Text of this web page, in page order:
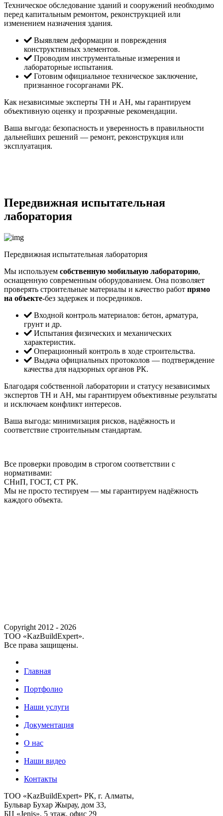
Техническое обследование зданий и сооружений необходимо
перед капитальным ремонтом, реконструкцией или
изменением назначения здания.
Выявляем деформации и повреждения
конструктивных элементов.
Проводим инструментальные измерения и
лабораторные испытания.
Готовим официальное техническое заключение,
признанное госорганами РК.
Как независимые эксперты ТН и АН, мы гарантируем
объективную оценку и прозрачные рекомендации.
Ваша выгода: безопасность и уверенность в правильности
дальнейших решений — ремонт, реконструкция или
эксплуатация.
Передвижная испытательная
лаборатория
Передвижная испытательная лаборатория
Мы используем собственную мобильную лабораторию,
оснащенную современным оборудованием. Она позволяет
проверять строительные материалы и качество работ прямо
на объекте-без задержек и посредников.
Входной контроль материалов: бетон, арматура,
грунт и др.
Испытания физических и механических
характеристик.
Операционный контроль в ходе строительства.
Выдача официальных протоколов — подтверждение
качества для надзорных органов РК.
Благодаря собственной лаборатории и статусу независимых
экспертов ТН и АН, мы гарантируем объективные результаты
и исключаем конфликт интересов.
Ваша выгода: минимизация рисков, надёжность и
соответствие строительным стандартам.
Все проверки проводим в строгом соответствии с
нормативами:
СНиП, ГОСТ, СТ РК.
Мы не просто тестируем — мы гарантируем надёжность
каждого объекта.
Copyright 2012 - 2026
ТОО «KazBuildExpert».
Все права защищены.
Главная
Портфолио
Наши услуги
Документация
О нас
Наши видео
Контакты
ТОО «KazBuildExpert» РК, г. Алматы,
Бульвар Бухар Жырау, дом 33,
БЦ «Jenis», 5 этаж, офис 29